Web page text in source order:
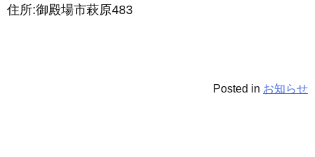
住所:御殿場市萩原483
Posted in お知らせ